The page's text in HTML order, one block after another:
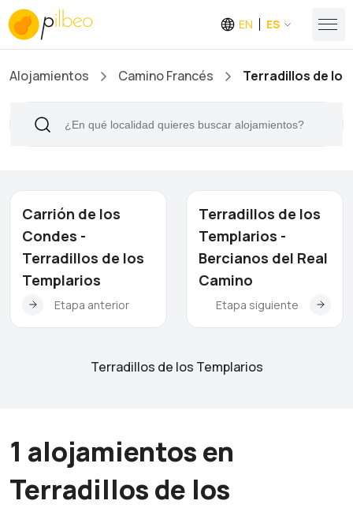
EN ES
Alojamientos Camino Francés Terradillos de
Carrión de los
Condes -
Terradillos de los
Templarios
Etapa anterior
Terradillos de los
Templarios -
Bercianos del Real
Camino
Etapa siguiente
Terradillos de los Templarios
1 alojamientos en
Terradillos de los